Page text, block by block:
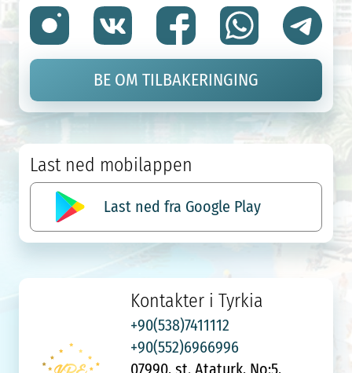
Kontakter i Tyrkia
+90(538)7411112
+90(552)6966996
Last ned mobilappen
Last ned fra Google Play
BE OM TILBAKERINGING